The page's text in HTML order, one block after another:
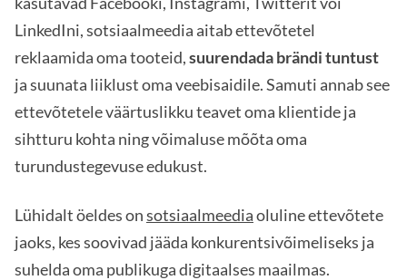
LinkedIni, sotsiaalmeedia aitab ettevõtetel
reklaamida oma tooteid,suurendada brändi tuntust
ja suunata liiklust oma veebisaidile. Samuti annab see
ettevõtetele väärtuslikku teavet oma klientide ja
sihtturu kohta ning võimaluse mõõta oma
turundustegevuse edukust.
Lühidalt öeldes onsotsiaalmeediaoluline ettevõtete
jaoks, kes soovivad jääda konkurentsivõimeliseks ja
suhelda oma publikuga digitaalses maailmas.